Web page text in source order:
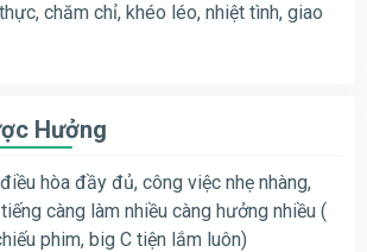
chăm chỉ, khéo léo, nhiệt tình, giao
Hưởng
hòa đầy đủ, công việc nhẹ nhàng,
càng làm nhiều càng hưởng nhiều (
phim, big C tiện lắm luôn)